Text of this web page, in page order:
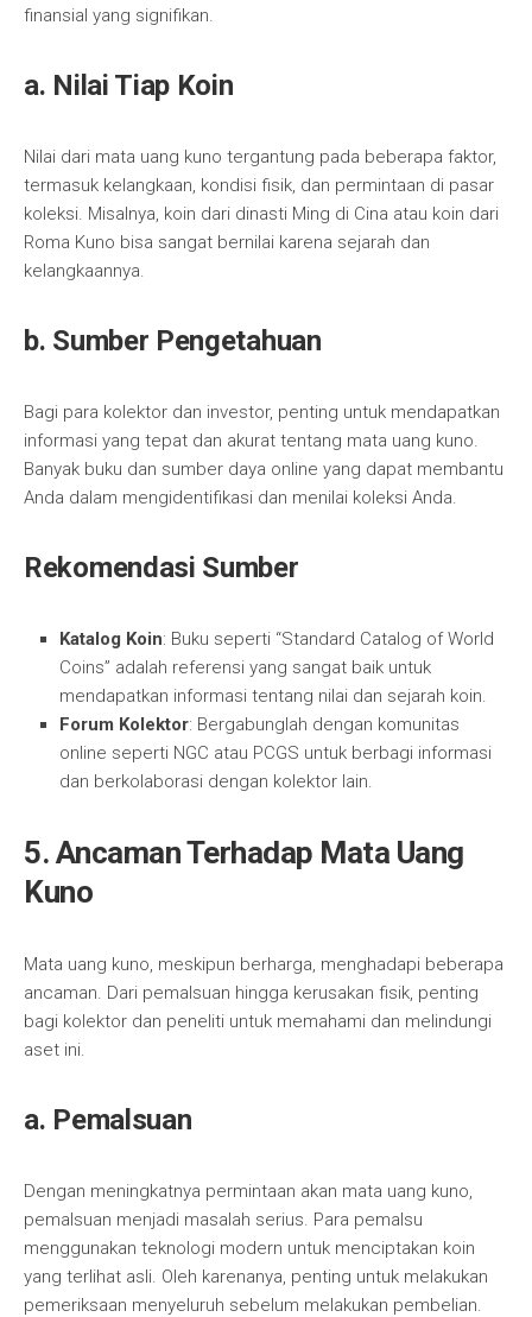
finansial yang signifikan.
a. Nilai Tiap Koin
Nilai dari mata uang kuno tergantung pada beberapa faktor,
termasuk kelangkaan, kondisi fisik, dan permintaan di pasar
koleksi. Misalnya, koin dari dinasti Ming di Cina atau koin dari
Roma Kuno bisa sangat bernilai karena sejarah dan
kelangkaannya.
b. Sumber Pengetahuan
Bagi para kolektor dan investor, penting untuk mendapatkan
informasi yang tepat dan akurat tentang mata uang kuno.
Banyak buku dan sumber daya online yang dapat membantu
Anda dalam mengidentifikasi dan menilai koleksi Anda.
Rekomendasi Sumber
Katalog Koin: Buku seperti “Standard Catalog of World
Coins” adalah referensi yang sangat baik untuk
mendapatkan informasi tentang nilai dan sejarah koin.
Forum Kolektor: Bergabunglah dengan komunitas
online seperti NGC atau PCGS untuk berbagi informasi
dan berkolaborasi dengan kolektor lain.
5. Ancaman Terhadap Mata Uang
Kuno
Mata uang kuno, meskipun berharga, menghadapi beberapa
ancaman. Dari pemalsuan hingga kerusakan fisik, penting
bagi kolektor dan peneliti untuk memahami dan melindungi
aset ini.
a. Pemalsuan
Dengan meningkatnya permintaan akan mata uang kuno,
pemalsuan menjadi masalah serius. Para pemalsu
menggunakan teknologi modern untuk menciptakan koin
yang terlihat asli. Oleh karenanya, penting untuk melakukan
pemeriksaan menyeluruh sebelum melakukan pembelian.